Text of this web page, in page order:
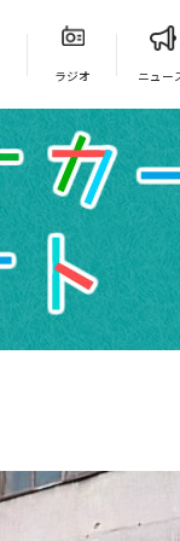
ラジオ ニュー